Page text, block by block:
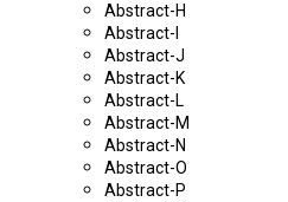
Abstract-H
Abstract-I
Abstract-J
Abstract-K
Abstract-L
Abstract-M
Abstract-N
Abstract-O
Abstract-P